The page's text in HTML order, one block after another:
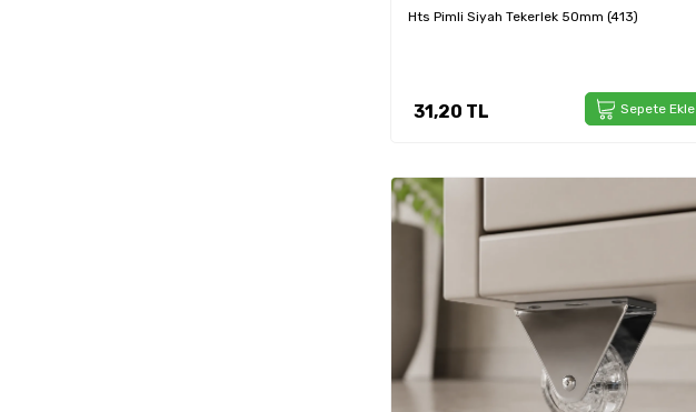
Hts Pimli Siyah Tekerlek 50mm (413)
31,20 TL Sepete Ekle